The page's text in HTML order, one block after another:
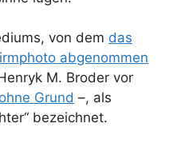
von dem das
abgenommen
M. Broder vor
Grund –, als
bezeichnet.